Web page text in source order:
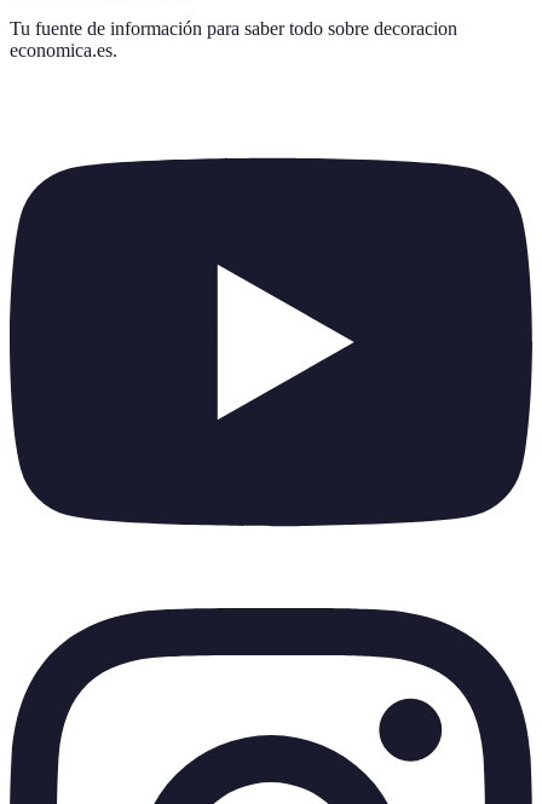
Tu fuente de información para saber todo sobre decoracion
economica.es.